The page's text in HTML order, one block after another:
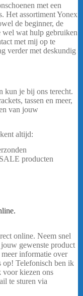
met een
Het assortiment Yonex
de beginner, de
wel wat hulp gebruiken
met mij op te
verder met deskundig
kun je bij ons terecht.
tassen en meer,
van jouw
altijd:
producten
online. Neem snel
gewenste product
informatie over
op! Telefonisch ben ik
voor kiezen ons
te sturen via